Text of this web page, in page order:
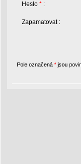
Heslo * :
Zapamatovat :
Pole označená * jsou